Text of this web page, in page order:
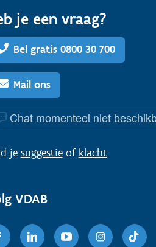
je een vraag?
Bel gratis 0800 30 700
Mail ons
Chat momenteel niet
je suggestieof klacht
VDAB
FacebookLinkedinYoutube